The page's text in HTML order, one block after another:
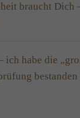
braucht Dich
ich habe die
bestanden